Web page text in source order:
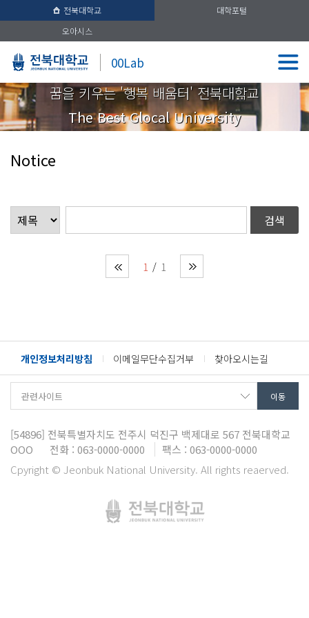
전북대학교
대학포털
오아시스
00Lab
꿈을 키우는 '행복 배움터' 전북대학교
The Best Glocal University
Notice
1 1
개인정보처리방침 이메일무단수집거부 찾아오시는길
[54896] 전북특별자치도 전주시 덕진구 백제대로 567 전북대학교
OOO
전화 : 063-0000-0000
팩스 : 063-0000-0000
Cpyright © Jeonbuk National University. All rights reaerved.